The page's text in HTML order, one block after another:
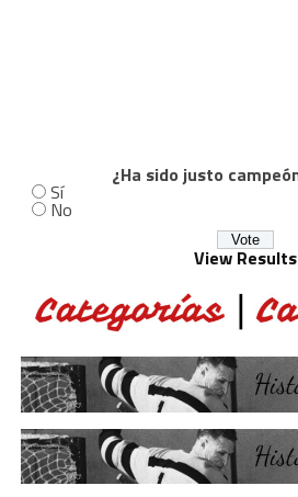
¿Ha sido justo
Sí
No
View Results